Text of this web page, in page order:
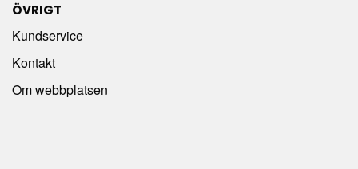
ÖVRIGT
Kundservice
Kontakt
Om webbplatsen